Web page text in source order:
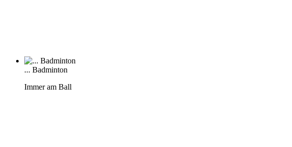
... Badminton
Immer am Ball